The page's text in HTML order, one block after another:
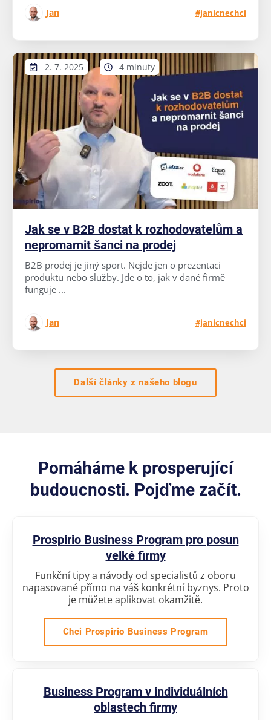
Jan #janicnechci
2. 7. 2025 4 minuty
Jak se v B2B dostat k rozhodovatelům a
nepromarnit šanci na prodej
B2B prodej je jiný sport. Nejde jen o prezentaci
produktu nebo služby. Jde o to, jak v dané firmě
funguje ...
Jan #janicnechci
Další články z našeho blogu
Pomáháme k prosperující
budoucnosti. Pojďme začít.
Prospirio Business Program pro posun
velké firmy
Funkční tipy a návody od specialistů z oboru
napasované přímo na váš konkrétní byznys. Proto
je můžete aplikovat okamžitě.
Chci Prospirio Business Program
Business Program v individuálních
oblastech firmy